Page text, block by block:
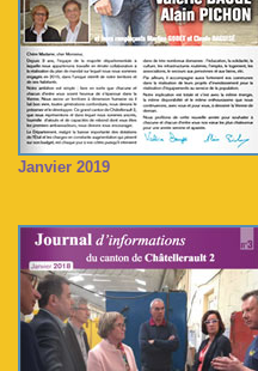
Janvier 2019